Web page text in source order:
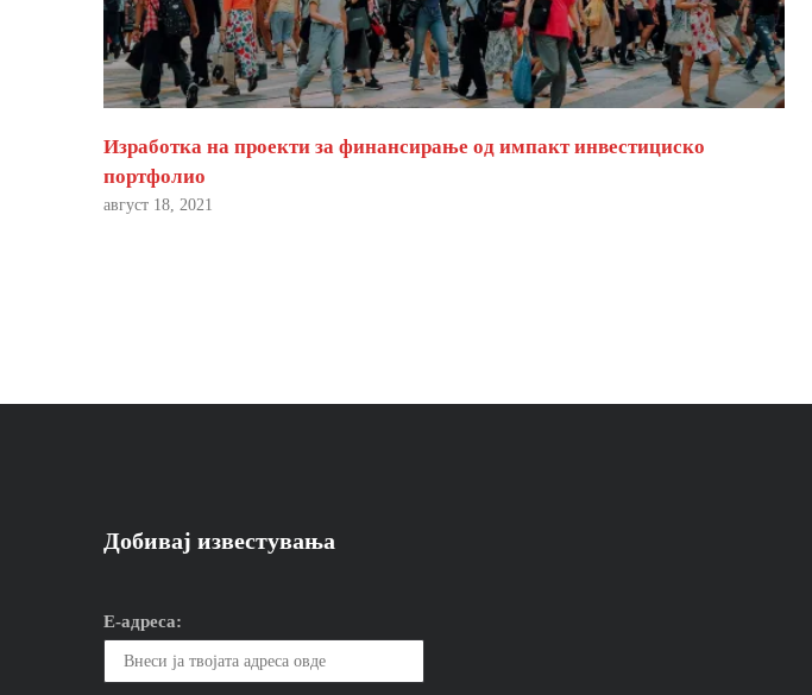
Изработка на проекти за финансирање од импакт инвестициско
портфолио
август 18, 2021
Добивај известувања
Е-адреса: